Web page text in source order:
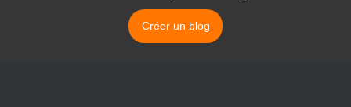
Créer un blog